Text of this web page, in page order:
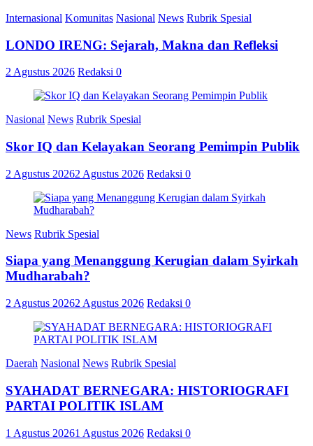
Internasional Komunitas Nasional News Rubrik Spesial
LONDO IRENG: Sejarah, Makna dan Refleksi
2 Agustus 2026 Redaksi 0
Nasional News Rubrik Spesial
Skor IQ dan Kelayakan Seorang Pemimpin Publik
2 Agustus 20262 Agustus 2026 Redaksi 0
News Rubrik Spesial
Siapa yang Menanggung Kerugian dalam Syirkah
Mudharabah?
2 Agustus 20262 Agustus 2026 Redaksi 0
Daerah Nasional News Rubrik Spesial
SYAHADAT BERNEGARA: HISTORIOGRAFI
PARTAI POLITIK ISLAM
1 Agustus 20261 Agustus 2026 Redaksi 0